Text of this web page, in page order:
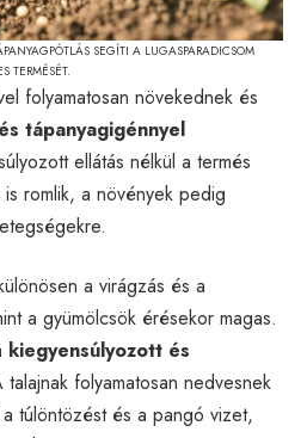
SEGÍTI A LUGASPARADICSOM
TERMÉSÉT.
folyamatosan növekednek és
tápanyagigénnyel
ellátás nélkül a termés
romlik, a növények pedig
a virágzás és a
a gyümölcsök érésekor magas.
kiegyensúlyozott és
talajnak folyamatosan nedvesnek
túlöntözést és a pangó vizet,